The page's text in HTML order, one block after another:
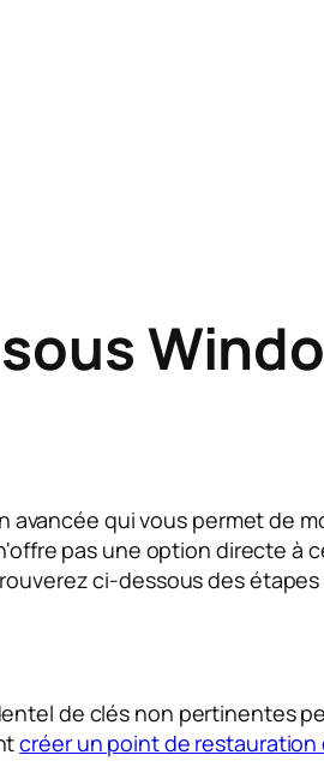
qui vous permet de
pas une option directe à
ci-dessous des
de clés non pertinentes
créer un point de restauration